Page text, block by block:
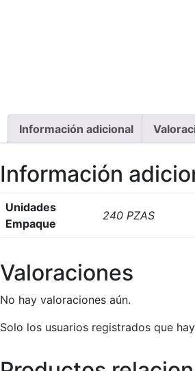
Información adicional
Información
Unidades
Empaque
240 PZAS
Valoraciones
No hay valoraciones aún.
Solo los usuarios registrados que